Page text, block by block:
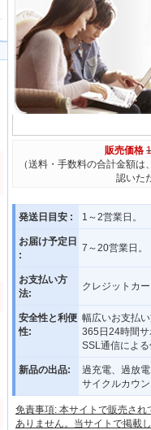
販売価格
（送料・手数料の合計金額
認いた
発送日目安 : 1～2営業日。
お届け予定日
:
7～20営業日。
お支払い方
法:
クレジットカ
安全性と利便
性:
幅広いお支払
365日24時間
SSL通信によ
新品の出品:
過充電、過放
サイクルカウ
免責事項: 本サイトで販売さ
ありません。当サイトで掲載